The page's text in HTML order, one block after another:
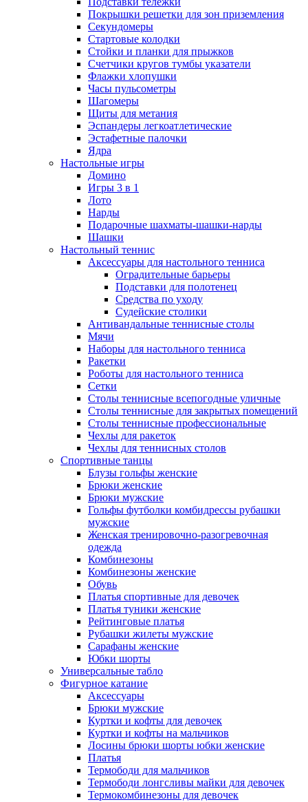
Покрышки решетки для зон приземления
Секундомеры
Стартовые колодки
Стойки и планки для прыжков
Счетчики кругов тумбы указатели
Флажки хлопушки
Часы пульсометры
Шагомеры
Щиты для метания
Эспандеры легкоатлетические
Эстафетные палочки
Ядра
Настольные игры
Домино
Игры 3 в 1
Лото
Нарды
Подарочные шахматы-шашки-нарды
Шашки
Настольный теннис
Аксессуары для настольного тенниса
Оградительные барьеры
Подставки для полотенец
Средства по уходу
Судейские столики
Антивандальные теннисные столы
Мячи
Наборы для настольного тенниса
Ракетки
Роботы для настольного тенниса
Сетки
Столы теннисные всепогодные уличные
Столы теннисные для закрытых помещений
Столы теннисные профессиональные
Чехлы для ракеток
Чехлы для теннисных столов
Спортивные танцы
Блузы гольфы женские
Брюки женские
Брюки мужские
Гольфы футболки комбидрессы рубашки
мужские
Женская тренировочно-разогревочная
одежда
Комбинезоны
Комбинезоны женские
Обувь
Платья спортивные для девочек
Платья туники женские
Рейтинговые платья
Рубашки жилеты мужские
Сарафаны женские
Юбки шорты
Универсальные табло
Фигурное катание
Аксессуары
Брюки мужские
Куртки и кофты для девочек
Куртки и кофты на мальчиков
Лосины брюки шорты юбки женские
Платья
Термободи для мальчиков
Термободи лонгсливы майки для девочек
Термокомбинезоны для девочек